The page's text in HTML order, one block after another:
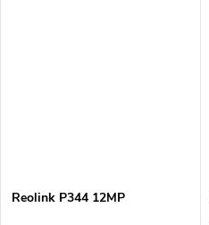
Reolink P344 12MP